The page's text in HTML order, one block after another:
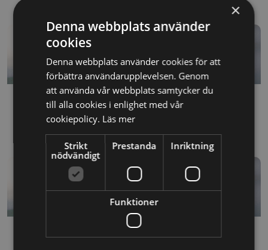
Avtalsportalen
450kr –
range:
through
4200kr
Digital utbildning
Avtalsanalys 7+ sidor
×
Denna webbplats använder
cookies
Denna webbplats använder cookies för att
förbättra användarupplevelsen. Genom
att använda vår webbplats samtycker du
till alla cookies i enlighet med vår
cookiepolicy. Läs mer
Strikt
nödvändigt
Prestanda Inriktning
Funktioner